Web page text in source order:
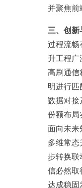
并聚焦前
三、创
过程流
升工程
高刷通
明进行
数据对
份额布
面向未
多维常
步转换
信必然
达成稳